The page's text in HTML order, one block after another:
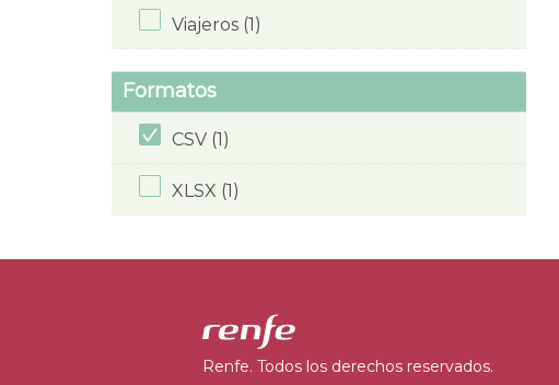
Viajeros (1)
Formatos
CSV (1)
XLSX (1)
Renfe. Todos los derechos reservados.